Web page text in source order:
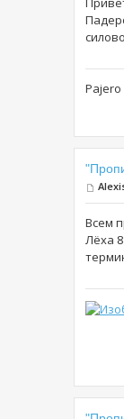
Pajero
Всем
Лёха 8